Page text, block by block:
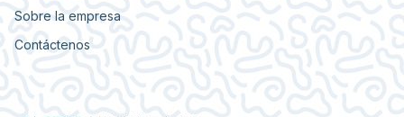
Sobre la empresa
Contáctenos